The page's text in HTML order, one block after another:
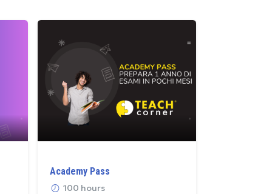
Academy Pass
100 hours